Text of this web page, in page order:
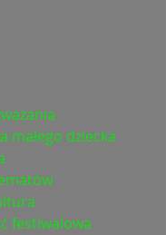
małego dziecka
festiwalowa